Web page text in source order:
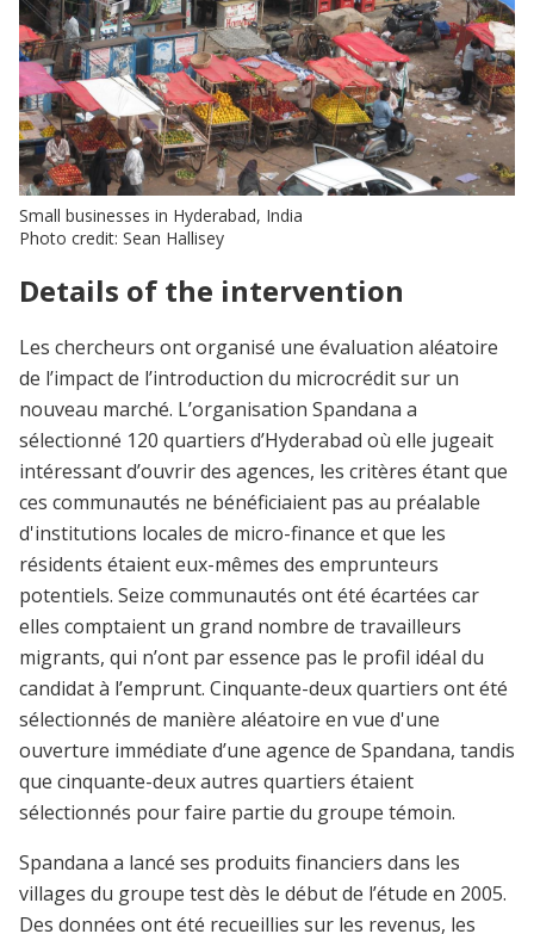
Small businesses in Hyderabad, India
Photo credit: Sean Hallisey
Details of the intervention
Les chercheurs ont organisé une évaluation aléatoire
de l’impact de l’introduction du microcrédit sur un
nouveau marché. L’organisation Spandana a
sélectionné 120 quartiers d’Hyderabad où elle jugeait
intéressant d’ouvrir des agences, les critères étant que
ces communautés ne bénéficiaient pas au préalable
d'institutions locales de micro-finance et que les
résidents étaient eux-mêmes des emprunteurs
potentiels. Seize communautés ont été écartées car
elles comptaient un grand nombre de travailleurs
migrants, qui n’ont par essence pas le profil idéal du
candidat à l’emprunt. Cinquante-deux quartiers ont été
sélectionnés de manière aléatoire en vue d'une
ouverture immédiate d’une agence de Spandana, tandis
que cinquante-deux autres quartiers étaient
sélectionnés pour faire partie du groupe témoin.
Spandana a lancé ses produits financiers dans les
villages du groupe test dès le début de l’étude en 2005.
Des données ont été recueillies sur les revenus, les